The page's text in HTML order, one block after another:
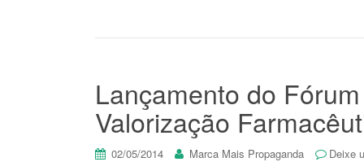
Lançamento do
Valorização
02/05/2014 Marca Mais Propaganda Deixe